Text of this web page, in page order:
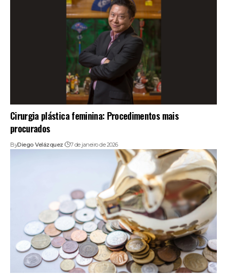
Cirurgia plástica feminina: Procedimentos mais
procurados
ByDiego Velázquez 7 de janeiro de 2026